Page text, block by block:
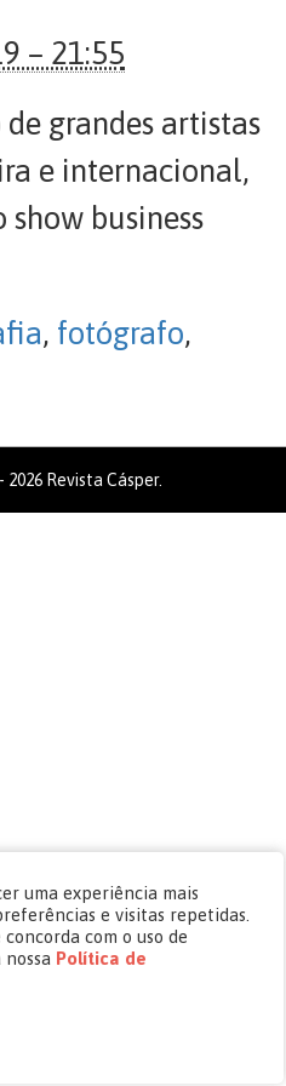
– 21:55
grandes artistas
e internacional,
business
, fotógrafo,
Revista Cásper.
uma experiência mais
e visitas repetidas.
concorda com o uso de
nossa Política de